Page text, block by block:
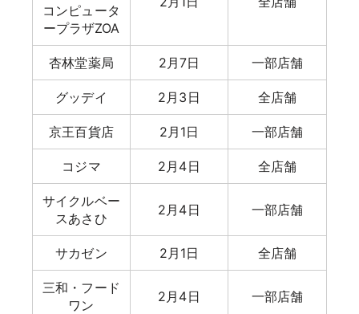
コンピュータ
ープラザZOA
杏林堂薬局 2月7日 一部店舗
グッデイ 2月3日 全店舗
京王百貨店 2月1日 一部店舗
コジマ 2月4日 全店舗
サイクルベー
スあさひ
2月4日 一部店舗
サカゼン 2月1日 全店舗
三和・フード
ワン
2月4日 一部店舗